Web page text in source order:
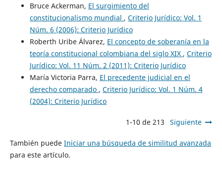
Bruce Ackerman, El surgimiento del
constitucionalismo mundial , Criterio Jurídico: Vol. 1
Núm. 6 (2006): Criterio Jurídico
Roberth Uribe Álvarez, El concepto de soberanía en la
teoría constitucional colombiana del siglo XIX , Criterio
Jurídico: Vol. 11 Núm. 2 (2011): Criterio Jurídico
María Victoria Parra, El precedente judicial en el
derecho comparado , Criterio Jurídico: Vol. 1 Núm. 4
(2004): Criterio Jurídico
1-10 de 213 Siguiente
También puede Iniciar una búsqueda de similitud avanzada
para este artículo.